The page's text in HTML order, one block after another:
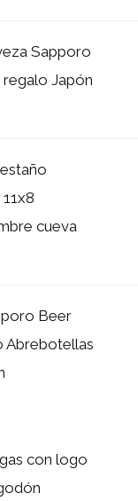
Sapporo
Japón
cueva
Beer
Abrebotellas
con logo